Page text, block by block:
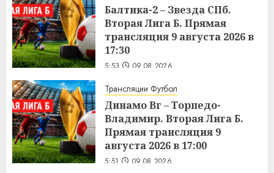
Балтика-2 – Звезда СПб.
Вторая Лига Б. Прямая
трансляция 9 августа 2026 в
17:30
5:53 09.08.2026
Трансляции Футбол
Динамо Вг – Торпедо-
Владимир. Вторая Лига Б.
Прямая трансляция 9
августа 2026 в 17:00
5:51 09.08.2026